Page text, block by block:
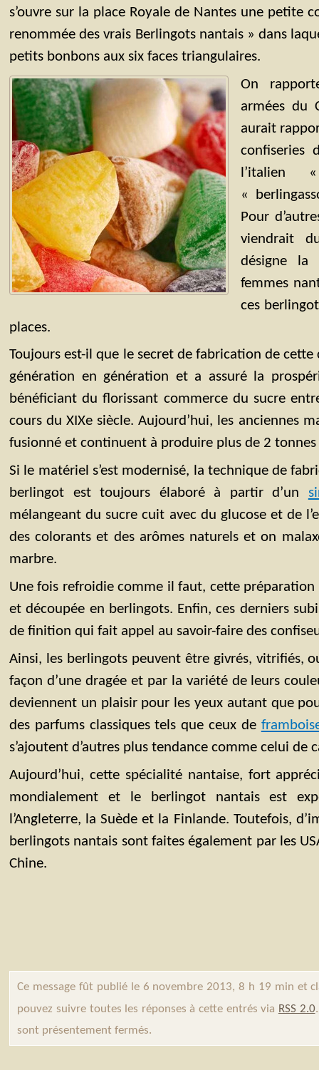
s’ouvre sur la place Royale de Nantes une petite
renommée des vrais Berlingots nantais » dans
petits bonbons aux six faces triangulaires.
On
armées du
aurait
confiseries
l’italien
«
Pour
viendrait
désigne la
femmes
ces
places.
Toujours est-il que le secret de fabrication de cette
génération en génération et a assuré la
bénéficiant du florissant commerce du sucre
cours du XIXe siècle. Aujourd’hui, les anciennes
fusionné et continuent à produire plus de 2
Si le matériel s’est modernisé, la technique de
berlingot est toujours élaboré à partir d’un
mélangeant du sucre cuit avec du glucose et de
des colorants et des arômes naturels et on
marbre.
Une fois refroidie comme il faut, cette
et découpée en berlingots. Enfin, ces derniers
de finition qui fait appel au savoir-faire des
Ainsi, les berlingots peuvent être givrés, vitrifiés,
façon d’une dragée et par la variété de leurs
deviennent un plaisir pour les yeux autant que
des parfums classiques tels que ceux de
s’ajoutent d’autres plus tendance comme celui de
Aujourd’hui, cette spécialité nantaise, fort
mondialement et le berlingot nantais est
l’Angleterre, la Suède et la Finlande. Toutefois,
berlingots nantais sont faites également par les
Chine.
Ce message fût publié le 6 novembre 2013, 8 h 19 min et
pouvez suivre toutes les réponses à cette entrés via RSS 2.0
sont présentement fermés.